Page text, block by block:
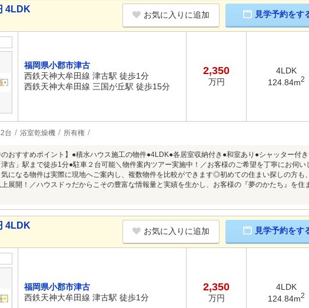
4LDK
お気に入りに追加 見学予約をす
福岡県小郡市津古
西鉄天神大牟田線 津古駅 徒歩1分
西鉄天神大牟田線 三国が丘駅 徒歩15分
2,350
万円
4LDK
124.84m2
台 浴室乾燥機 所有権
のおすすめポイント】●積水ハウス施工の物件●4LDK●各居室収納付き●和室あり●シャッター付
津古」駅まで徒歩1分●駐車２台可能＼物件案内ツアー実施中！／お客様のご希望を丁寧にお伺
気になる物件は実際に現地へご案内し、複数物件を比較ができます◎初めての住まい探しの方も
上展開！／ハウスドゥだからこその豊富な情報量と実績を生かし、お客様の『夢のかたち』を住
4LDK
お気に入りに追加 見学予約をす
福岡県小郡市津古
西鉄天神大牟田線 津古駅 徒歩1分
2,350
万円
4LDK
124.84m2